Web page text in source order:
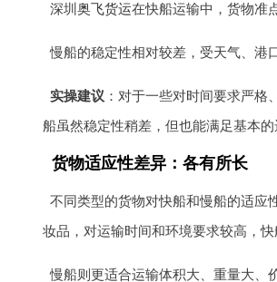
深圳 奥飞货运在快船运输中，货物准
慢船的稳定性相对较差，受天气、港
实操建议 ：对于一些对时间要求严
船虽然稳定性稍差，但也能满足基本的
货物适应性差异：各有所长
不同类型的货物对快船和慢船的适应
妆品，对运输时间和环境要求较高，快
慢船则更适合运输体积大、重量大、